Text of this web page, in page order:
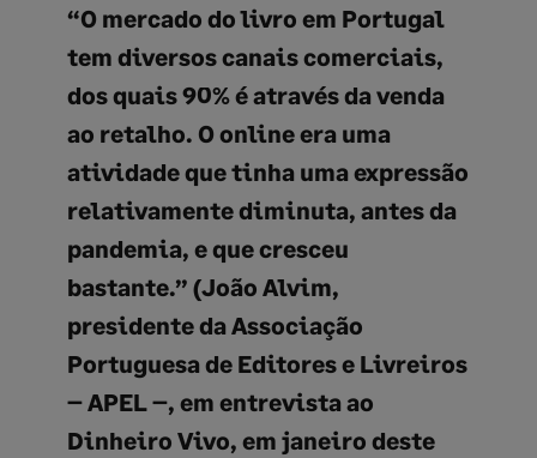
“O mercado do livro em Portugal
tem diversos canais comerciais,
dos quais 90% é através da venda
ao retalho. O online era uma
atividade que tinha uma expressão
relativamente diminuta, antes da
pandemia, e que cresceu
bastante.” (João Alvim,
presidente da Associação
Portuguesa de Editores e Livreiros
– APEL –, em entrevista ao
Dinheiro Vivo, em janeiro deste